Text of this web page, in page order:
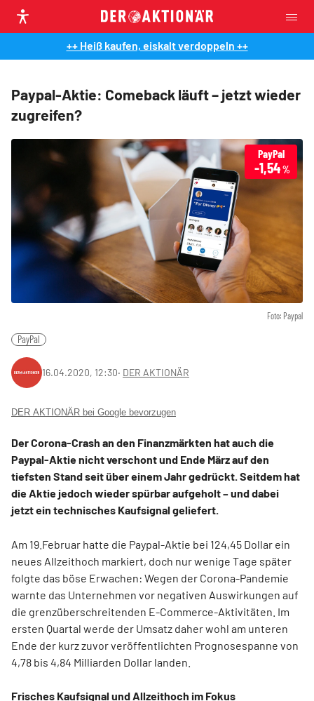
++ Heiß kaufen, eiskalt verdoppeln ++
Paypal-Aktie: Comeback läuft – jetzt wieder
zugreifen?
Foto: Paypal
PayPal
-1,54%
PayPal
16.04.2020, 12:30‧ DER AKTIONÄR
DER AKTIONÄR bei Google bevorzugen
Der Corona-Crash an den Finanzmärkten hat auch die
Paypal-Aktie nicht verschont und Ende März auf den
tiefsten Stand seit über einem Jahr gedrückt. Seitdem hat
die Aktie jedoch wieder spürbar aufgeholt – und dabei
jetzt ein technisches Kaufsignal geliefert.
Am 19.Februar hatte die Paypal-Aktie bei 124,45 Dollar ein
neues Allzeithoch markiert, doch nur wenige Tage später
folgte das böse Erwachen: Wegen der Corona-Pandemie
warnte das Unternehmen vor negativen Auswirkungen auf
die grenzüberschreitenden E-Commerce-Aktivitäten. Im
ersten Quartal werde der Umsatz daher wohl am unteren
Ende der kurz zuvor veröffentlichten Prognosespanne von
4,78 bis 4,84 Milliarden Dollar landen.
Frisches Kaufsignal und Allzeithoch im Fokus